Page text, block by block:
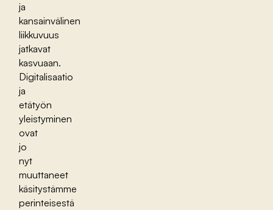
ja
kansainvälinen
liikkuvuus
jatkavat
kasvuaan.
Digitalisaatio
ja
etätyön
yleistyminen
ovat
jo
nyt
muuttaneet
käsitystämme
perinteisestä